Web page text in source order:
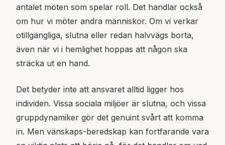
antalet möten som spelar roll. Det handlar också
om hur vi möter andra människor. Om vi verkar
otillgängliga, slutna eller redan halvvägs borta,
även när vi i hemlighet hoppas att någon ska
sträcka ut en hand.
Det betyder inte att ansvaret alltid ligger hos
individen. Vissa sociala miljöer är slutna, och vissa
gruppdynamiker gör det genuint svårt att komma
in. Men vänskaps-beredskap kan fortfarande vara